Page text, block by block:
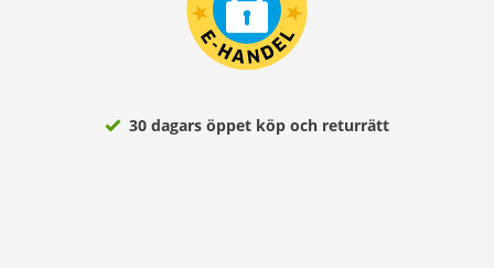
30 dagars öppet köp och returrätt